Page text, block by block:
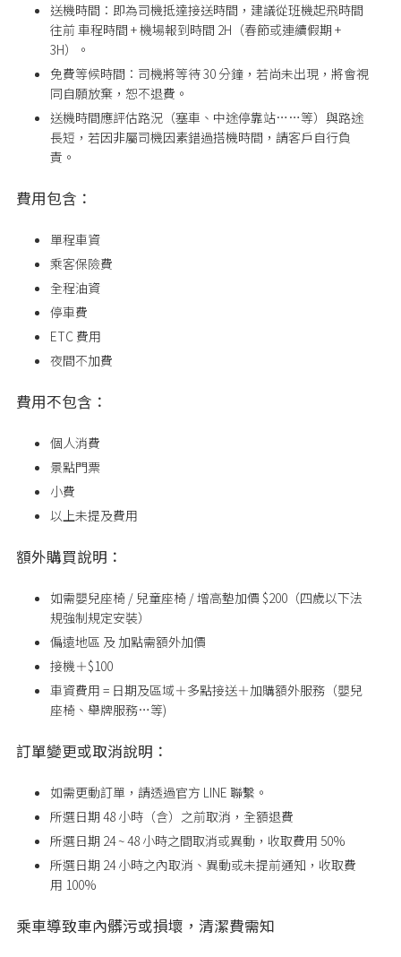
送機時間：即為司機抵達接送時間，建議從班機起飛時間
往前 車程時間 + 機場報到時間 2H（春節或連續假期 +
3H）。
免費等候時間：司機將等待 30 分鐘，若尚未出現，將會視
同自願放棄，恕不退費。
送機時間應評估路況（塞車、中途停靠站……等）與路途
長短，若因非屬司機因素錯過搭機時間，請客戶自行負
責。
費用包含：
單程車資
乘客保險費
全程油資
停車費
ETC 費用
夜間不加費
費用不包含：
個人消費
景點門票
小費
以上未提及費用
額外購買說明：
如需嬰兒座椅 / 兒童座椅 / 增高墊加價 $200（四歲以下法
規強制規定安裝）
偏遠地區 及 加點需額外加價
接機＋$100
車資費用 = 日期及區域＋多點接送＋加購額外服務（嬰兒
座椅、舉牌服務…等)
訂單變更或取消說明：
如需更動訂單，請透過官方 LINE 聯繫。
所選日期 48 小時（含）之前取消，全額退費
所選日期 24 ~ 48 小時之間取消或異動，收取費用 50%
所選日期 24小時之內取消、異動或未提前通知，收取費
用 100%
乘車導致車內髒污或損壞，清潔費需知